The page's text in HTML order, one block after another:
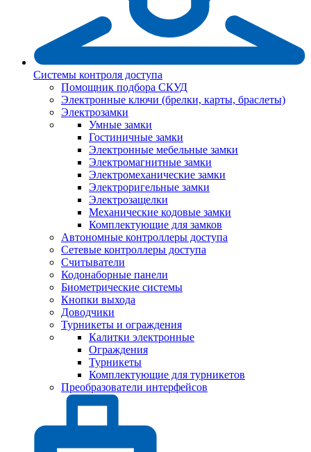
Системы контроля доступа
Помощник подбора СКУД
Электронные ключи (брелки, карты, браслеты)
Электрозамки
Умные замки
Гостиничные замки
Электронные мебельные замки
Электромагнитные замки
Электромеханические замки
Электроригельные замки
Электрозащелки
Механические кодовые замки
Комплектующие для замков
Автономные контроллеры доступа
Сетевые контроллеры доступа
Считыватели
Кодонаборные панели
Биометрические системы
Кнопки выхода
Доводчики
Турникеты и ограждения
Калитки электронные
Ограждения
Турникеты
Комплектующие для турникетов
Преобразователи интерфейсов